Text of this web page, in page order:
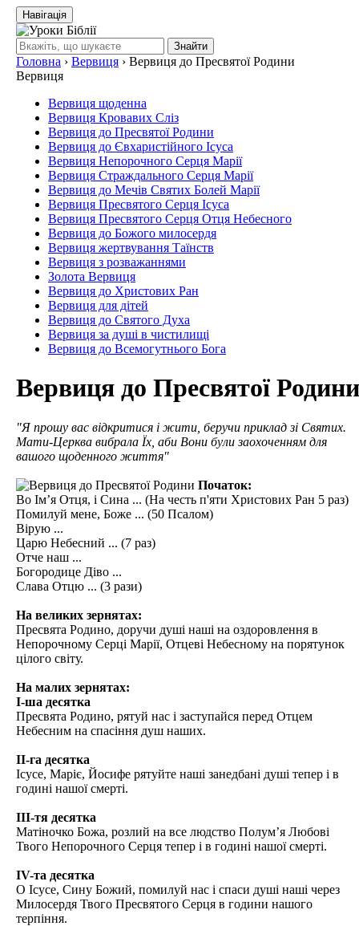
Навігація
Знайти
Головна › Вервиця › Вервиця до Пресвятої Родини
Вервиця
Вервиця щоденна
Вервиця Кровавих Сліз
Вервиця до Пресвятої Родини
Вервиця до Євхаристійного Ісуса
Вервиця Непорочного Серця Марії
Вервиця Страждального Серця Марії
Вервиця до Мечів Святих Болей Марії
Вервиця Пресвятого Серця Ісуса
Вервиця Пресвятого Серця Отця Небесного
Вервиця до Божого милосердя
Вервиця жертвування Таїнств
Вервиця з розважаннями
Золота Вервиця
Вервиця до Христових Ран
Вервиця для дітей
Вервиця до Святого Духа
Вервиця за душі в чистилищі
Вервиця до Всемогутнього Бога
Вервиця до Пресвятої Родини
"Я прошу вас відкритися і жити, беручи приклад зі Святих.
Мати-Церква вибрала Їх, аби Вони були заохоченням для
вашого щоденного життя"
Початок:
Во Ім’я Отця, і Сина ... (На честь п'яти Христових Ран 5 раз)
Помилуй мене, Боже ... (50 Псалом)
Вірую ...
Царю Небесний ... (7 раз)
Отче наш ...
Богородице Діво ...
Слава Отцю ... (3 рази)
На великих зернятах:
Пресвята Родино, доручи душі наші на оздоровлення в
Непорочному Серці Марії, Отцеві Небесному на порятунок
цілого світу.
На малих зернятах:
І-ша десятка
Пресвята Родино, рятуй нас і заступайся перед Отцем
Небесним на спасіння душ наших.
ІІ-га десятка
Ісусе, Маріє, Йосифе рятуйте наші занедбані душі тепер і в
годині нашої смерті.
ІІІ-тя десятка
Матіночко Божа, розлий на все людство Полум’я Любові
Твого Непорочного Серця тепер і в годині нашої смерті.
ІV-та десятка
О Ісусе, Сину Божий, помилуй нас і спаси душі наші через
Милосердя Твого Пресвятого Серця в години нашого
терпіння.